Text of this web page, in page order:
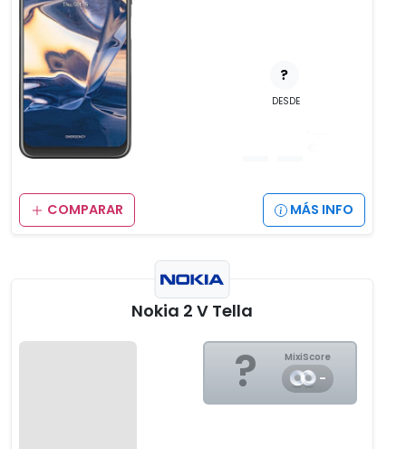
?
DESDE
COMPARAR MÁS INFO
Nokia 2 V Tella
? MixiScore
-